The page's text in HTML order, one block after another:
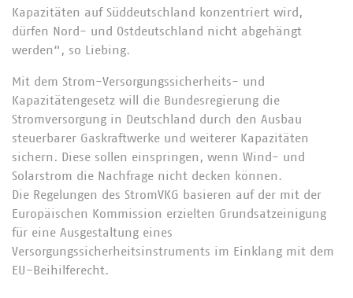
Kapazitäten auf Süddeutschland konzentriert wird,
dürfen Nord- und Ostdeutschland nicht abgehängt
werden“, so Liebing.
Mit dem Strom-Versorgungssicherheits- und
Kapazitätengesetz will die Bundesregierung die
Stromversorgung in Deutschland durch den Ausbau
steuerbarer Gaskraftwerke und weiterer Kapazitäten
sichern. Diese sollen einspringen, wenn Wind- und
Solarstrom die Nachfrage nicht decken können.
Die Regelungen des StromVKG basieren auf der mit der
Europäischen Kommission erzielten Grundsatzeinigung
für eine Ausgestaltung eines
Versorgungssicherheitsinstruments im Einklang mit dem
EU-Beihilferecht.